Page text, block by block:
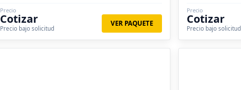
Precio
Cotizar
Precio bajo solicitud
VER PAQUETE
Precio
Cotizar
Precio bajo solicitud